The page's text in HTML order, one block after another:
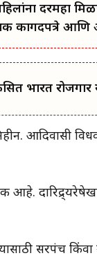
महिलांना दरमहा
आणि
भारत
आदिवासी
सरपंच